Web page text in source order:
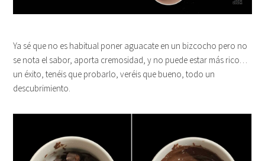
Ya sé que no es habitual poner aguacate en un bizcocho pero no
se nota el sabor, aporta cremosidad, y no puede estar más rico…
un éxito, tenéis que probarlo, veréis que bueno, todo un
descubrimiento.